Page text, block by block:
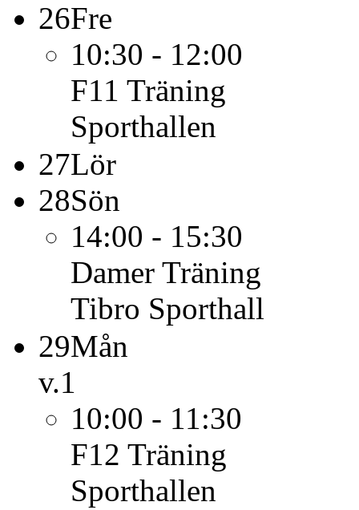
26Fre
10:30 - 12:00
F11 Träning
Sporthallen
27Lör
28Sön
14:00 - 15:30
Damer Träning
Tibro Sporthall
29Mån
v.1
10:00 - 11:30
F12 Träning
Sporthallen